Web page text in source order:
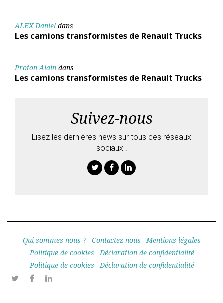
ALEX Daniel dans
Les camions transformistes de Renault Trucks
Proton Alain dans
Les camions transformistes de Renault Trucks
Suivez-nous
Lisez les dernières news sur tous ces réseaux
sociaux !
Qui sommes-nous ? Contactez-nous
Mentions légales
Politique de cookies
Déclaration de confidentialité
Politique de cookies
Déclaration de confidentialité